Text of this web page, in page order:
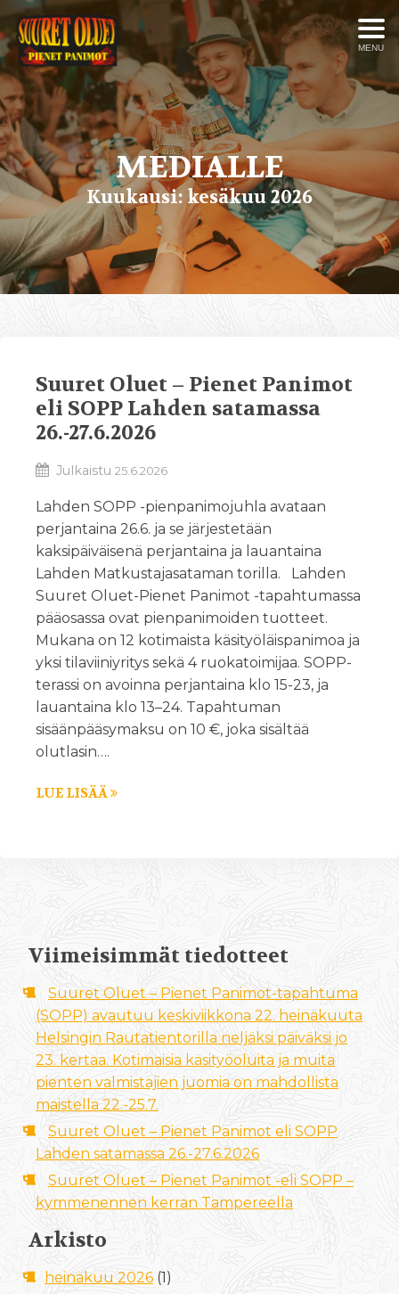
MENU
MEDIALLE
Kuukausi:kesäkuu 2026
Suuret Oluet – Pienet Panimot
eli SOPP Lahden satamassa
26.-27.6.2026
Julkaistu 25.6.2026
Lahden SOPP -pienpanimojuhla avataan
perjantaina 26.6. ja se järjestetään
kaksipäiväisenä perjantaina ja lauantaina
Lahden Matkustajasataman torilla. Lahden
Suuret Oluet-Pienet Panimot -tapahtumassa
pääosassa ovat pienpanimoiden tuotteet.
Mukana on 12 kotimaista käsityöläispanimoa ja
yksi tilaviiniyritys sekä 4 ruokatoimijaa. SOPP-
terassi on avoinna perjantaina klo 15-23, ja
lauantaina klo 13–24. Tapahtuman
sisäänpääsymaksu on 10 €, joka sisältää
olutlasin….
LUE LISÄÄ
Viimeisimmät tiedotteet
Suuret Oluet – Pienet Panimot-tapahtuma
(SOPP) avautuu keskiviikkona 22. heinäkuuta
Helsingin Rautatientorilla neljäksi päiväksi jo
23. kertaa. Kotimaisia käsityöoluita ja muita
pienten valmistajien juomia on mahdollista
maistella 22.-25.7.
Suuret Oluet – Pienet Panimot eli SOPP
Lahden satamassa 26.-27.6.2026
Suuret Oluet – Pienet Panimot -eli SOPP –
kymmenennen kerran Tampereella
Arkisto
heinäkuu 2026 (1)